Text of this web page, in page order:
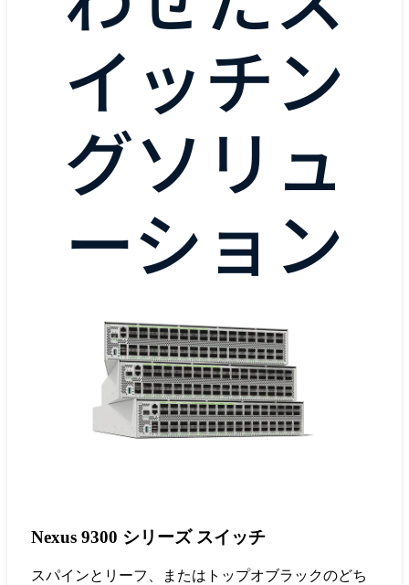
イッチン
グソリュ
ーション
Nexus 9300 シリーズ スイッチ
スパインとリーフ、またはトップオブラックのどち